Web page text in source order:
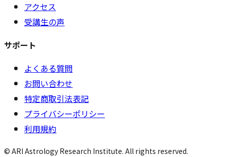
アクセス
受講生の声
サポート
よくある質問
お問い合わせ
特定商取引法表記
プライバシーポリシー
利用規約
© ARI Astrology Research Institute. All rights reserved.